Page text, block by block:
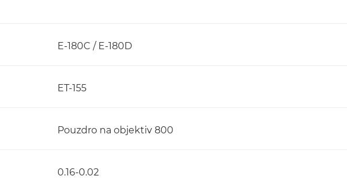
E-180C / E-180D
ET-155
Pouzdro na objektiv 800
0.16-0.02